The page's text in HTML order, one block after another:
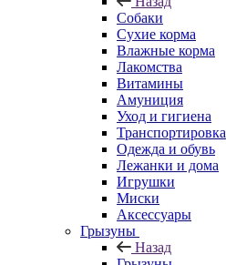
Собаки
Сухие корма
Влажные корма
Лакомства
Витамины
Амуниция
Уход и гигиена
Транспортировка
Одежда и обувь
Лежанки и дома
Игрушки
Миски
Аксессуары
Грызуны
Назад